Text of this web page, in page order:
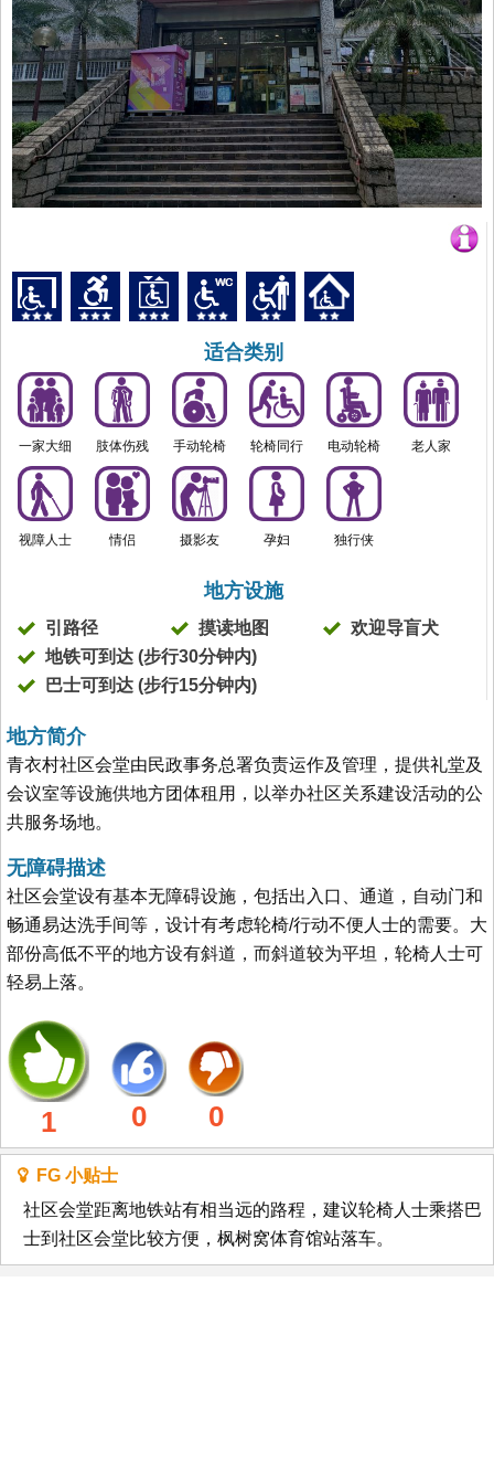
适合类别
一家大细 肢体伤残 手动轮椅 轮椅同行 电动轮椅 老人家
视障人士 情侣 摄影友 孕妇 独行侠
地方设施
引路径 摸读地图
欢迎导盲犬
地铁可到达 (步行30分钟内)
巴士可到达 (步行15分钟内)
地方简介
青衣村社区会堂由民政事务总署负责运作及管理，提供礼堂及
会议室等设施供地方团体租用，以举办社区关系建设活动的公
共服务场地。
无障碍描述
社区会堂设有基本无障碍设施，包括出入口、通道，自动门和
畅通易达洗手间等，设计有考虑轮椅/行动不便人士的需要。大
部份高低不平的地方设有斜道，而斜道较为平坦，轮椅人士可
轻易上落。
1 0 0
FG 小贴士
社区会堂距离地铁站有相当远的路程，建议轮椅人士乘搭巴
士到社区会堂比较方便，枫树窝体育馆站落车。